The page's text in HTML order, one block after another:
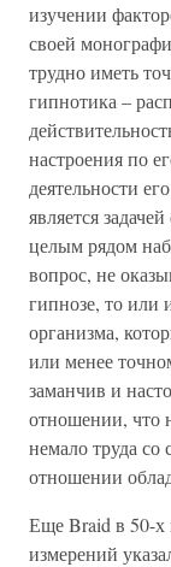
изучении
своей
трудно иметь
гипнотика –
настроения по
деятельности
является
целым рядом
вопрос, не
гипнозе, то или
организма,
или менее
заманчив и
отношении, что
немало труда
отношении
Еще Braid в 50-х
измерений